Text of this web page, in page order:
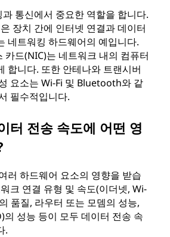
통신에서 중요한 역할을 합니다.
장치 간에 인터넷 연결과 데이터
네트워킹 하드웨어의 예입니다.
카드(NIC)는 네트워크 내의 컴퓨터
합니다. 또한 안테나와 트랜시버
요소는 Wi-Fi 및 Bluetooth와 같
필수적입니다.
터 전송 속도에 어떤 영
러 하드웨어 요소의 영향을 받습
크 연결 유형 및 속도(이더넷, Wi-
품질, 라우터 또는 모뎀의 성능,
의 성능 등이 모두 데이터 전송 속
.